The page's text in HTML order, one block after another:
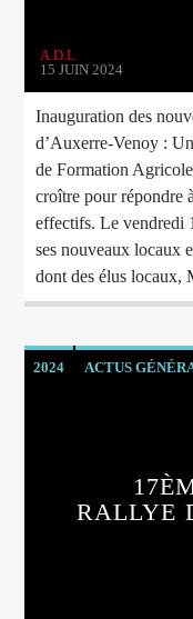
A.D.L
15 JUIN 2024
Inauguration des
d’Auxerre-Venoy :
de Formation
croître pour répondre
effectifs. Le vendredi
ses nouveaux locaux
dont des élus
2024 ACTUS
RALLYE